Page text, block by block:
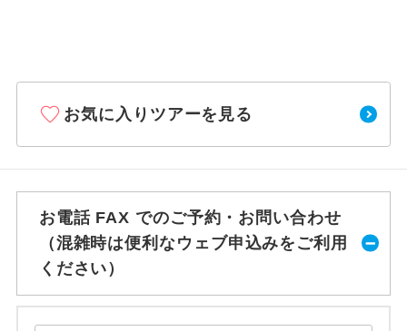
お気に入りツアーを見る
お電話 FAX でのご予約・お問い合わせ
（混雑時は便利なウェブ申込みをご利用
ください）